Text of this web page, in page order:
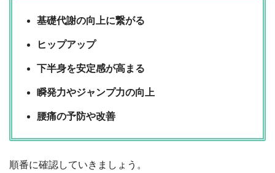
基礎代謝の向上に繋がる
ヒップアップ
下半身を安定感が高まる
瞬発力やジャンプ力の向上
腰痛の予防や改善
順番に確認していきましょう。